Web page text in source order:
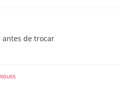
antes de trocar